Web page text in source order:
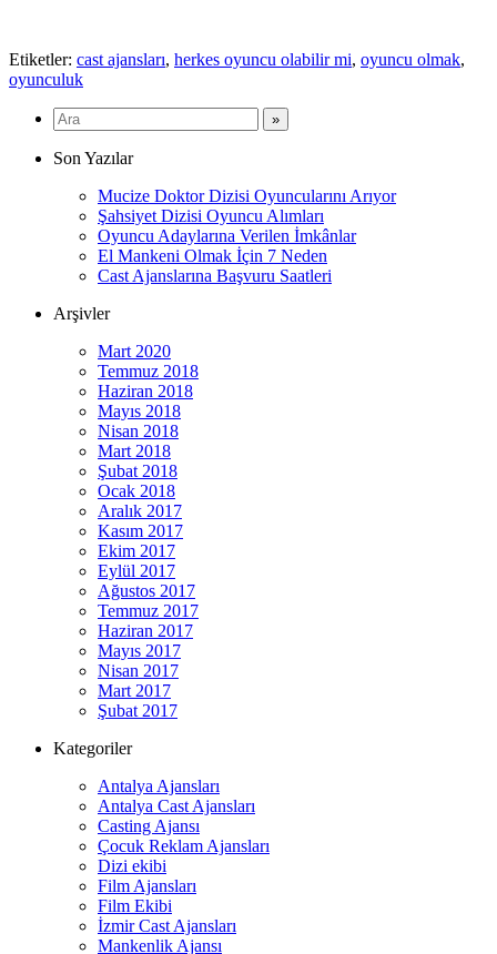
Etiketler: cast ajansları, herkes oyuncu olabilir mi, oyuncu olmak,
oyunculuk
Son Yazılar
Mucize Doktor Dizisi Oyuncularını Arıyor
Şahsiyet Dizisi Oyuncu Alımları
Oyuncu Adaylarına Verilen İmkânlar
El Mankeni Olmak İçin 7 Neden
Cast Ajanslarına Başvuru Saatleri
Arşivler
Mart 2020
Temmuz 2018
Haziran 2018
Mayıs 2018
Nisan 2018
Mart 2018
Şubat 2018
Ocak 2018
Aralık 2017
Kasım 2017
Ekim 2017
Eylül 2017
Ağustos 2017
Temmuz 2017
Haziran 2017
Mayıs 2017
Nisan 2017
Mart 2017
Şubat 2017
Kategoriler
Antalya Ajansları
Antalya Cast Ajansları
Casting Ajansı
Çocuk Reklam Ajansları
Dizi ekibi
Film Ajansları
Film Ekibi
İzmir Cast Ajansları
Mankenlik Ajansı